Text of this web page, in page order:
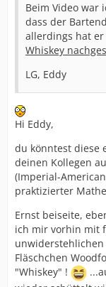
Beim Video war
dass der
allerdings hat
Whiskey
LG, Eddy
Hi Eddy,
du könntest diese
deinen Kollegen
(Imperial-
praktizierter
Ernst beiseite,
ich mir vorhin mit
unwiderstehlichen
Fläschchen
"Whiskey" !